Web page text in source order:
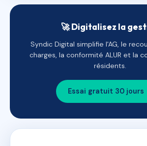
🚀 Digitalisez la
Syndic Digital simplifie l'AG, le
charges, la conformité ALUR et la
résidents.
Essai gratuit 30 jours